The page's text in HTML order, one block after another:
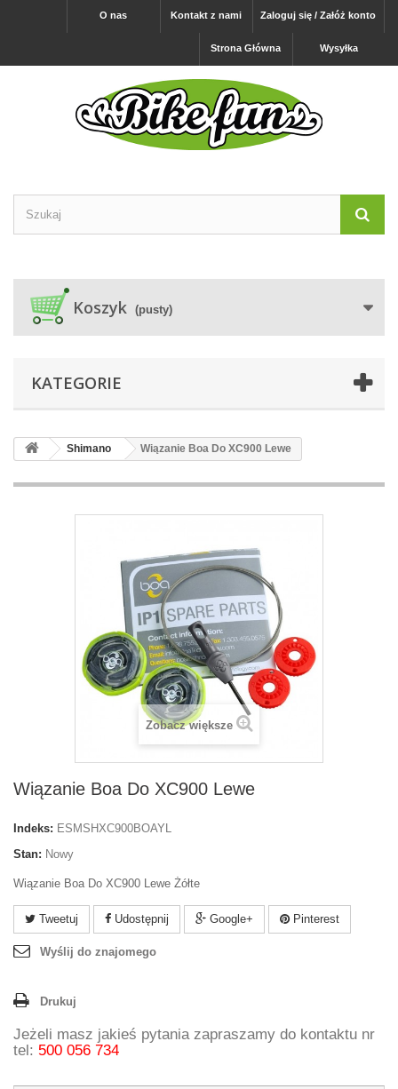
Zaloguj się / Załóż konto
Kontakt z nami
O nas
Wysyłka
Strona Główna
Koszyk (pusty)
KATEGORIE
Shimano Wiązanie Boa Do XC900 Lewe
Zobacz większe
Wiązanie Boa Do XC900 Lewe
Indeks: ESMSHXC900BOAYL
Stan: Nowy
Wiązanie Boa Do XC900 Lewe Żółte
Tweetuj Udostępnij Google+ Pinterest
Wyślij do znajomego
Drukuj
Jeżeli masz jakieś pytania zapraszamy do kontaktu nr
tel: 500 056 734